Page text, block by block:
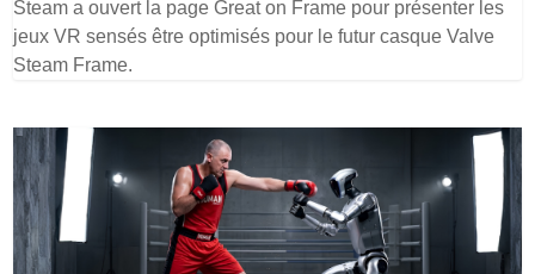
Steam a ouvert la page Great on Frame pour présenter les
jeux VR sensés être optimisés pour le futur casque Valve
Steam Frame.